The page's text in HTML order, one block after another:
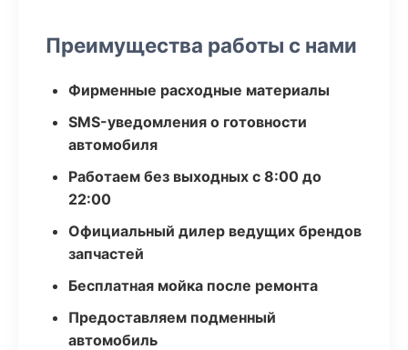
Преимущества работы с нами
Фирменные расходные материалы
SMS-уведомления о готовности
автомобиля
Работаем без выходных с 8:00 до
22:00
Официальный дилер ведущих брендов
запчастей
Бесплатная мойка после ремонта
Предоставляем подменный
автомобиль